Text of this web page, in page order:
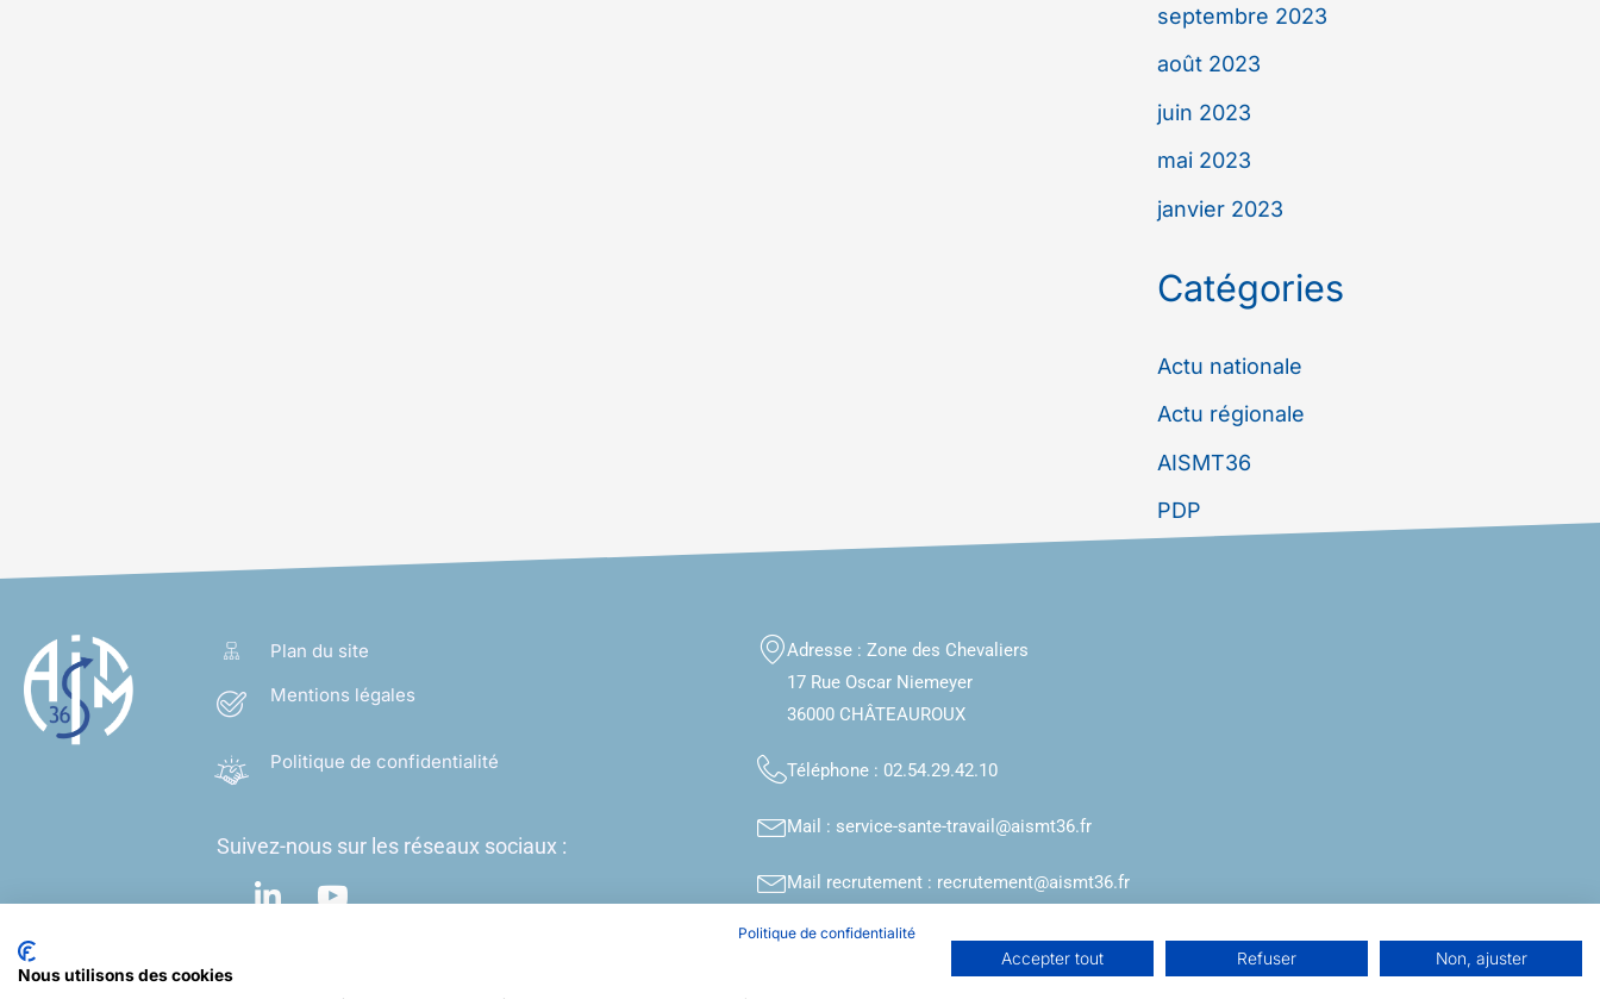
septembre 2023
août 2023
juin 2023
mai 2023
janvier 2023
Catégories
Actu nationale
Actu régionale
AISMT36
PDP
Plan du site
Mentions légales
Politique de confidentialité
Suivez-nous sur les réseaux sociaux :
Adresse : Zone des Chevaliers
17 Rue Oscar Niemeyer
36000 CHÂTEAUROUX
Téléphone : 02.54.29.42.10
Mail : service-sante-travail@aismt36.fr
Mail recrutement : recrutement@aismt36.fr
Politique de confidentialité
Nous utilisons des cookies
Accepter tout Refuser Non, ajuster